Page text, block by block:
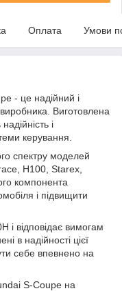
Оплата Умови
- це надійний і
Виготовлена
і
керування.
спектру моделей
H100, Starex,
компонента
і підвищити
і відповідає вимогам
в надійності цієї
себе впевнено на
S-Coupe на